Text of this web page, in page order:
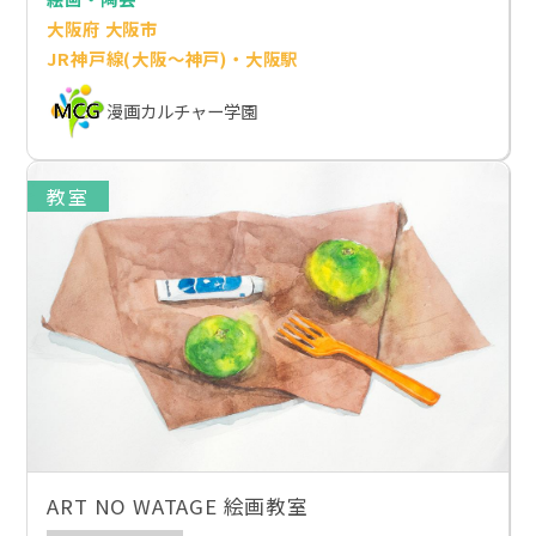
大阪府 大阪市
JR神戸線(大阪～神戸)・大阪駅
漫画カルチャー学園
教室
ART NO WATAGE 絵画教室